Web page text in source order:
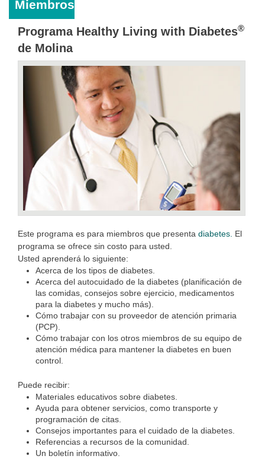
Miembros
Programa Healthy Living with Diabetes®
de Molina
Este programa es para miembros que presenta diabetes. El
programa se ofrece sin costo para usted.
Usted aprenderá lo siguiente:
Acerca de los tipos de diabetes.
Acerca del autocuidado de la diabetes (planificación de
las comidas, consejos sobre ejercicio, medicamentos
para la diabetes y mucho más).
Cómo trabajar con su proveedor de atención primaria
(PCP).
Cómo trabajar con los otros miembros de su equipo de
atención médica para mantener la diabetes en buen
control.
Puede recibir:
Materiales educativos sobre diabetes.
Ayuda para obtener servicios, como transporte y
programación de citas.
Consejos importantes para el cuidado de la diabetes.
Referencias a recursos de la comunidad.
Un boletín informativo.